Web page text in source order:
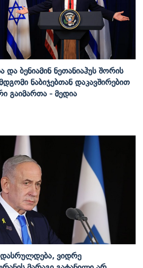
Ბენიამინ Ნეთანიაჰუს Შორის
Ნაბიჯებთან Დაკავშირებით
Გაიმართა - Მედია
Ვიდრე